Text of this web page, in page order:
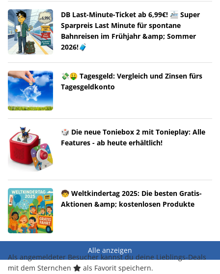
DB Last-Minute-Ticket ab 6,99€! 🚈 Super
Sparpreis Last Minute für spontane
Bahnreisen im Frühjahr &amp; Sommer
2026!🧳
💸🤑 Tagesgeld: Vergleich und Zinsen fürs
Tagesgeldkonto
🎲 Die neue Toniebox 2 mit Tonieplay: Alle
Features - ab heute erhältlich!
🧒 Weltkindertag 2025: Die besten Gratis-
Aktionen &amp; kostenlosen Produkte
Alle anzeigen
Als angemeldeter Besucher kannst du deine Lieblings-Deals
mit dem Sternchen
als Favorit speichern.